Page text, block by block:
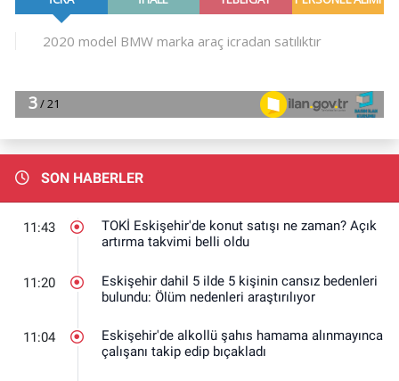
SON HABERLER
11:43
TOKİ Eskişehir'de konut satışı ne zaman? Açık
artırma takvimi belli oldu
11:20
Eskişehir dahil 5 ilde 5 kişinin cansız bedenleri
bulundu: Ölüm nedenleri araştırılıyor
11:04
Eskişehir'de alkollü şahıs hamama alınmayınca
çalışanı takip edip bıçakladı